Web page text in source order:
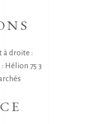
à droite :
Hélion 75 3